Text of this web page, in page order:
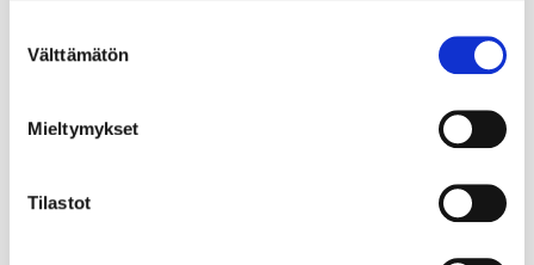
valinta
Välttämätön
Mieltymykset
Tilastot